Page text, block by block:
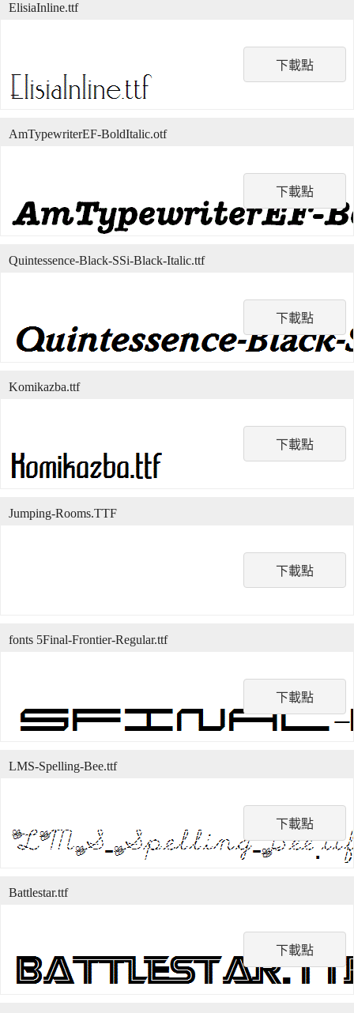
下載點
ElisiaInline.ttf
下載點
AmTypewriterEF-BoldItalic.otf
下載點
Quintessence-Black-SSi-Black-Italic.ttf
下載點
Komikazba.ttf
下載點
Jumping-Rooms.TTF
下載點
fonts 5Final-Frontier-Regular.ttf
下載點
LMS-Spelling-Bee.ttf
下載點
Battlestar.ttf